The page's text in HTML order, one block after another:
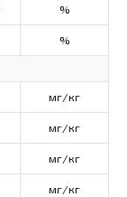
%
%
мг/кг
мг/кг
мг/кг
мг/кг